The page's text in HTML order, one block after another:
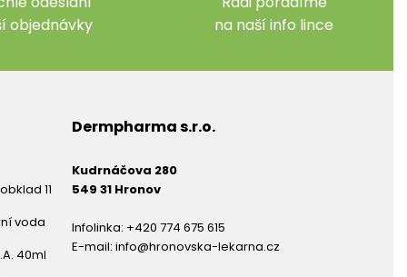
objednávky
na naší info lince
11
voda
40ml
Dermpharma s.r.o.
Kudrnáčova 280
549 31 Hronov
Infolinka: +420 774 675 615
E-mail: info@hronovska-lekarna.cz